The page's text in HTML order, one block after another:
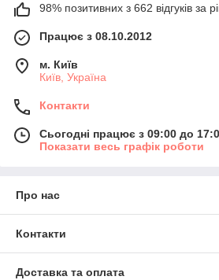
98% позитивних з 662 відгуків за
Працює з 08.10.2012
м. Київ
Київ, Україна
Контакти
Сьогодні працює з 09:00 до
Показати весь графік роботи
Про нас
Контакти
Доставка та оплата